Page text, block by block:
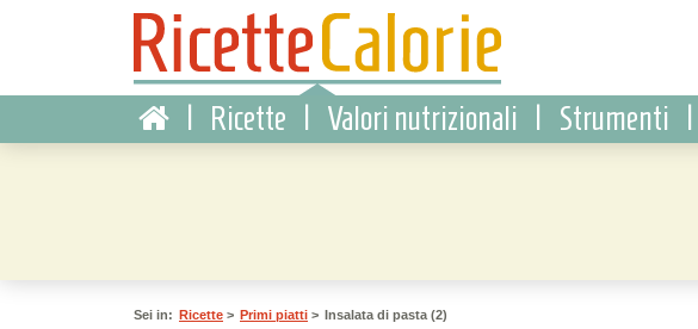
Ricette Valori nutrizionali Strumenti
Sei in: Ricette > Primi piatti > Insalata di pasta (2)